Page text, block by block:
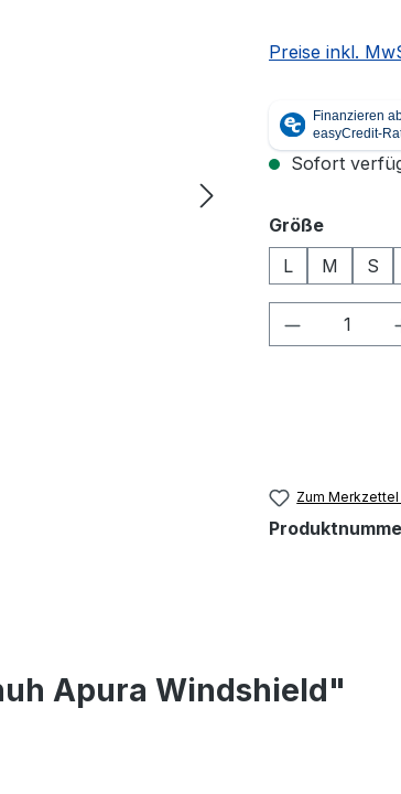
Preise inkl.
Sofort
Größe
L
M S
Produkt
Zum
Apura Windshield"